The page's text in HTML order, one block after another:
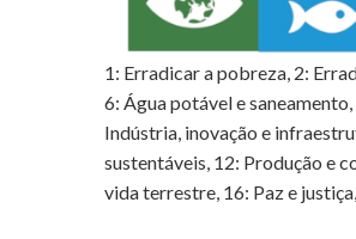
1: Erradicar a pobreza, 2:
6: Água potável e
Indústria, inovação e
sustentáveis, 12: Produção e
vida terrestre, 16: Paz e